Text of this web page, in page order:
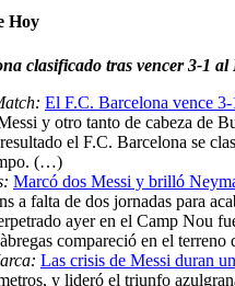
Hoy
clasificado tras vencer 3-1 al
El F.C. Barcelona vence
y otro tanto de cabeza de
el F.C. Barcelona se
(…)
Marcó dos Messi y brilló
a falta de dos jornadas para
ayer en el Camp Nou
compareció en el
Las crisis de Messi duran
y lideró el triunfo